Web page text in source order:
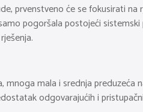
prvenstveno će se fokusirati
pogoršala postojeći
mnoga mala i srednja
odgovarajućih i